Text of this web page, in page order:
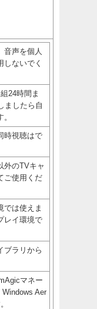
音声を個人
ないでく
24時間ま
ましたら自
時視聴はで
外のTVキャ
ご使用くだ
では使えま
レイ環境で
ブラリから
マネー
Aer